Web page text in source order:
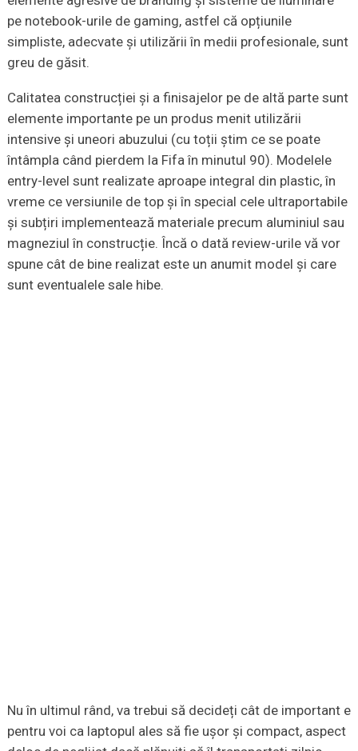
pe notebook-urile de gaming, astfel că opțiunile
simpliste, adecvate și utilizării în medii profesionale, sunt
greu de găsit.
Calitatea construcției și a finisajelor pe de altă parte sunt
elemente importante pe un produs menit utilizării
intensive și uneori abuzului (cu toții știm ce se poate
întâmpla când pierdem la Fifa în minutul 90). Modelele
entry-level sunt realizate aproape integral din plastic, în
vreme ce versiunile de top și în special cele ultraportabile
și subțiri implementează materiale precum aluminiul sau
magneziul în construcție. Încă o dată review-urile vă vor
spune cât de bine realizat este un anumit model și care
sunt eventualele sale hibe.
Nu în ultimul rând, va trebui să decideți cât de important e
pentru voi ca laptopul ales să fie ușor și compact, aspect